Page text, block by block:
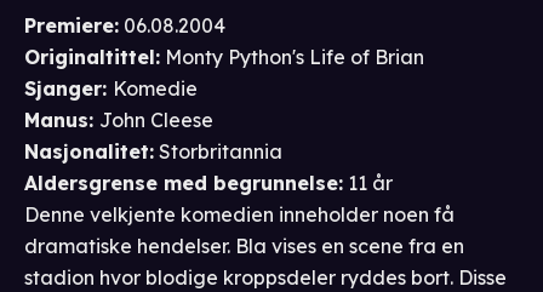
Premiere: 06.08.2004
Originaltittel: Monty Python's Life of Brian
Sjanger: Komedie
Manus: John Cleese
Nasjonalitet: Storbritannia
Aldersgrense med begrunnelse: 11 år
Denne velkjente komedien inneholder noen få
dramatiske hendelser. Bla vises en scene fra en
stadion hvor blodige kroppsdeler ryddes bort. Disse